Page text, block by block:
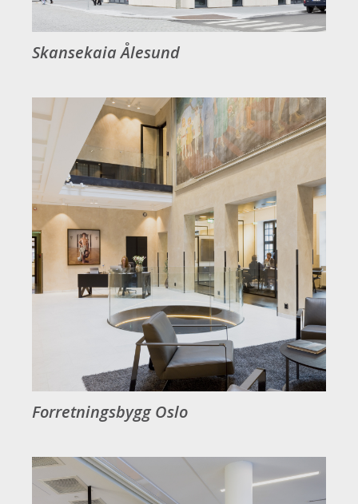
Skansekaia Ålesund
Forretningsbygg Oslo